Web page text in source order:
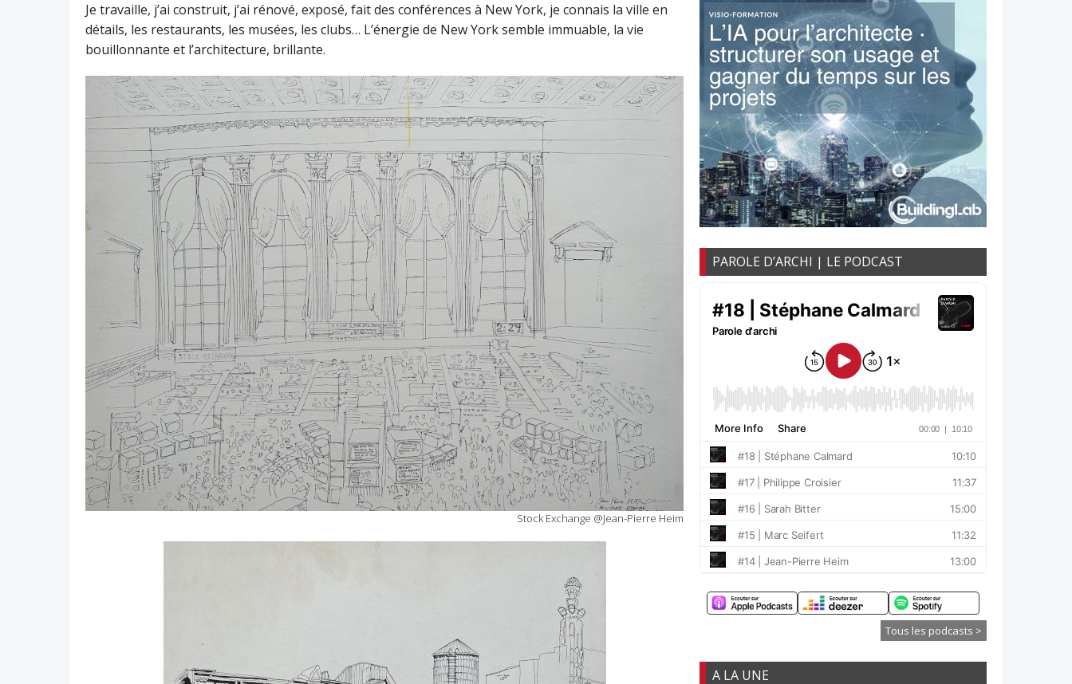
Je travaille, j’ai construit, j’ai rénové, exposé, fait des conférences à New York, je connais la ville en
détails, les restaurants, les musées, les clubs… L’énergie de New York semble immuable, la vie
bouillonnante et l’architecture, brillante.
Stock Exchange @Jean-Pierre Heim
PAROLE D’ARCHI | LE PODCAST
Tous les podcasts >
A LA UNE